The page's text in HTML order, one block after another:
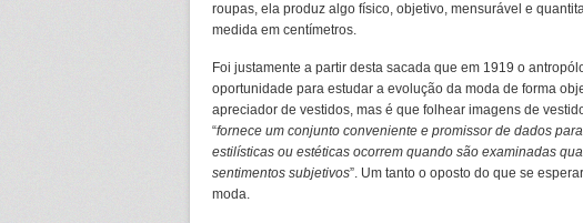
roupas, ela produz algo físico, objetivo, mensurável e
medida em centímetros.
Foi justamente a partir desta sacada que em 1919 o
oportunidade para estudar a evolução da moda de forma
apreciador de vestidos, mas é que folhear imagens de
“fornece um conjunto conveniente e promissor de dados
estilísticas ou estéticas ocorrem quando são examinadas
sentimentos subjetivos”. Um tanto o oposto do que se
moda.